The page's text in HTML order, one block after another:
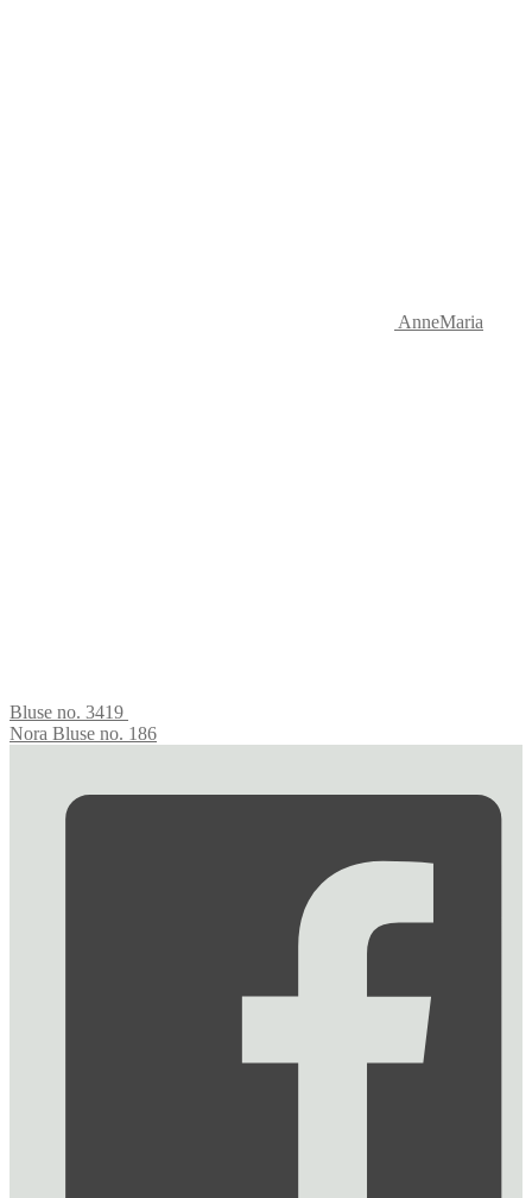
AnneMaria
Bluse no. 3419
Nora Bluse no. 186